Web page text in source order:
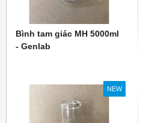
Bình tam giác MH 5000ml
- Genlab
NEW